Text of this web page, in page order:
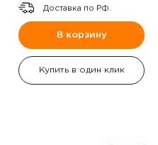
Доставка по РФ.
В корзину
Купить в один клик